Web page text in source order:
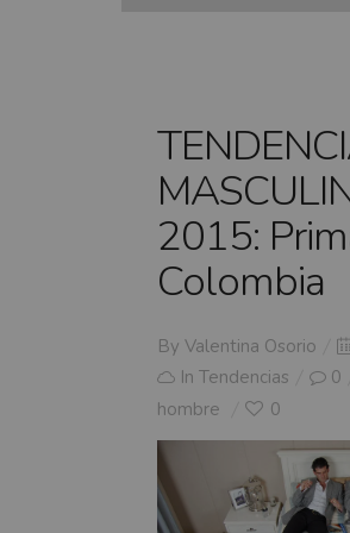
2015:
Colombia
By Valentina Osorio
In Tendencias 0
hombre 0